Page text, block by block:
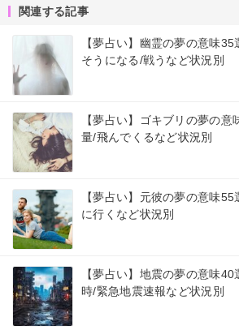
関連する記事
【夢占い】幽霊の夢の意味
そうになる/戦うなど状況別
【夢占い】ゴキブリの夢の
量/飛んでくるなど状況別
【夢占い】元彼の夢の意味
に行くなど状況別
【夢占い】地震の夢の意味
時/緊急地震速報など状況別